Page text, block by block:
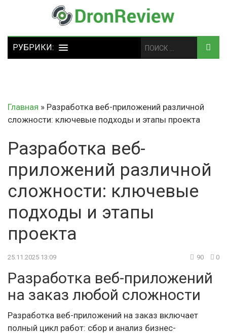
Главная » Разработка веб-приложений различной
сложности: ключевые подходы и этапы проекта
Разработка веб-
приложений различной
сложности: ключевые
подходы и этапы
проекта
25.11.2025 13:09 90 0
Разработка веб-приложений
на заказ любой сложности
Разработка веб-приложений на заказ включает
полный цикл работ: сбор и анализ бизнес-